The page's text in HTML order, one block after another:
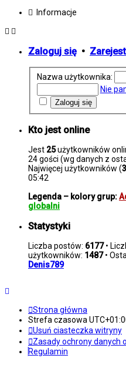
Informacje
Zaloguj się •
Nazwa użytkownika:
Nie
Kto jest online
Jest 25użytkowników
24 gości (wg danych z
Najwięcej użytkowników (
05:42
Legenda – kolory grup:
globalni
Statystyki
Liczba postów: 6177•
użytkowników: 1487•
Denis789
Strona główna
Strefa czasowa
Usuń ciasteczka witryny
Zasady ochrony danych
Regulamin